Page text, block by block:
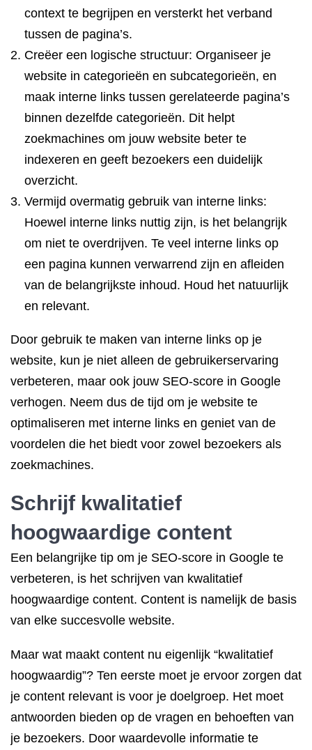
context te begrijpen en versterkt het verband
tussen de pagina’s.
Creëer een logische structuur: Organiseer je
website in categorieën en subcategorieën, en
maak interne links tussen gerelateerde pagina’s
binnen dezelfde categorieën. Dit helpt
zoekmachines om jouw website beter te
indexeren en geeft bezoekers een duidelijk
overzicht.
Vermijd overmatig gebruik van interne links:
Hoewel interne links nuttig zijn, is het belangrijk
om niet te overdrijven. Te veel interne links op
een pagina kunnen verwarrend zijn en afleiden
van de belangrijkste inhoud. Houd het natuurlijk
en relevant.
Door gebruik te maken van interne links op je
website, kun je niet alleen de gebruikerservaring
verbeteren, maar ook jouw SEO-score in Google
verhogen. Neem dus de tijd om je website te
optimaliseren met interne links en geniet van de
voordelen die het biedt voor zowel bezoekers als
zoekmachines.
Schrijf kwalitatief
hoogwaardige content
Een belangrijke tip om je SEO-score in Google te
verbeteren, is het schrijven van kwalitatief
hoogwaardige content. Content is namelijk de basis
van elke succesvolle website.
Maar wat maakt content nu eigenlijk “kwalitatief
hoogwaardig”? Ten eerste moet je ervoor zorgen dat
je content relevant is voor je doelgroep. Het moet
antwoorden bieden op de vragen en behoeften van
je bezoekers. Door waardevolle informatie te